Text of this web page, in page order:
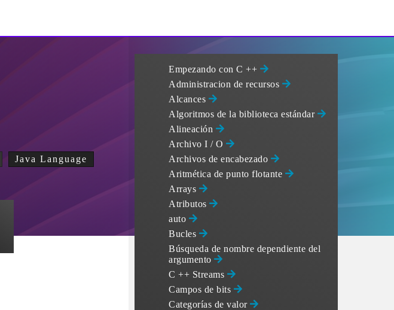
Java Language
Empezando con C ++
Administracion de recursos
Alcances
Algoritmos de la biblioteca estándar
Alineación
Archivo I / O
Archivos de encabezado
Aritmética de punto flotante
Arrays
Atributos
auto
Bucles
Búsqueda de nombre dependiente del
argumento
C ++ Streams
Campos de bits
Categorías de valor